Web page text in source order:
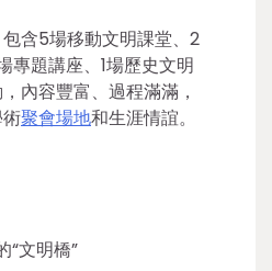
含5場移動文明課堂、2
專題講座、1場歷史文明
內容豐富、過程滿滿，
聚會場地和生涯情誼。
“文明橋”